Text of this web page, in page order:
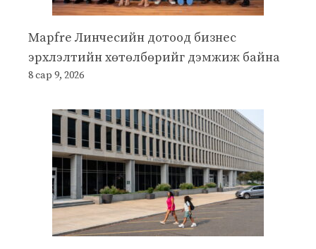
Mapfre Линчесийн дотоод бизнес
эрхлэлтийн хөтөлбөрийг дэмжиж байна
8 сар 9, 2026